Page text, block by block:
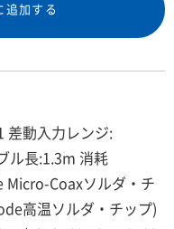
追加する
差動入力レンジ:
ル長:1.3m 消耗
Micro-Coaxソルダ・チ
高温ソルダ・チップ)